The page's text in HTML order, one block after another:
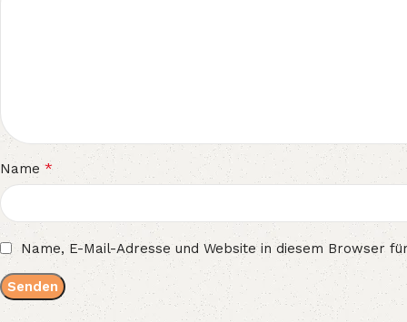
Name*
Name, E-Mail-Adresse und Website in diesem Browser